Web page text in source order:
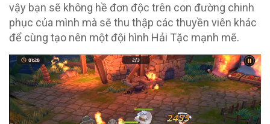
vậy bạn sẽ không hề đơn độc trên con đường chinh
phục của mình mà sẽ thu thập các thuyền viên khác
để cùng tạo nên một đội hình Hải Tặc mạnh mẽ.